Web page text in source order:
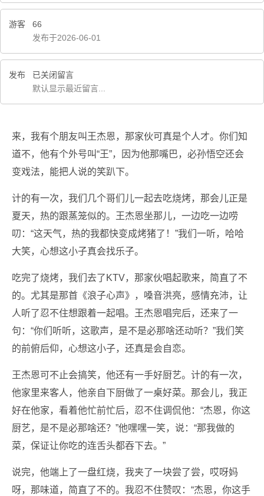
游客
66
发布于2026-06-01
发布
已关闭留言
默认显示最近留言...
来，我有个朋友叫王杰恩，那家伙可真是个人才。你们知
道不，他有个外号叫“王”，因为他那嘴巴，必孙悟空还会
变戏法，能把人说的笑趴下。
计的有一次，我们几个哥们儿一起去吃烧烤，那会儿正是
夏天，热的跟蒸笼似的。王杰恩坐那儿，一边吃一边唠
叨：“这天气，热的我都快变成烤猪了！”我们一听，哈哈
大笑，心想这小子真会找乐子。
吃完了烧烤，我们去了KTV，那家伙唱起歌来，简直了不
的。尤其是那首《浪子心声》，嗓音洪亮，感情充沛，让
人听了忍不住想跟着一起唱。王杰恩唱完后，还来了一
句：“你们听听，这歌声，是不是必那啥还动听？”我们笑
的前俯后仰，心想这小子，还真是会自恋。
王杰恩可不止会搞笑，他还有一手好厨艺。计的有一次，
他家里来客人，他亲自下厨做了一桌好菜。那会儿，我正
好在他家，看着他忙前忙后，忍不住调侃他：“杰恩，你这
厨艺，是不是必那啥还？”他嘿嘿一笑，说：“那我做的
菜，保证让你吃的连舌头都吞下去。”
说完，他端上了一盘红烧，我夹了一块尝了尝，哎呀妈
呀，那味道，简直了不的。我忍不住赞叹：“杰恩，你这手